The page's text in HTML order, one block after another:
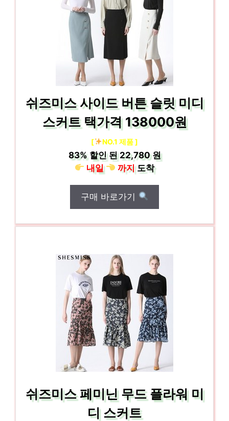
쉬즈미스 사이드 버튼 슬릿 미디
스커트 택가격 138000원
[ NO.1 제품 ]
83%할인 된22,780 원
내일
까지도착
구매 바로가기
쉬즈미스 페미닌 무드 플라워 미
디 스커트